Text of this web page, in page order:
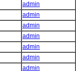
admin
admin
admin
admin
admin
admin
admin